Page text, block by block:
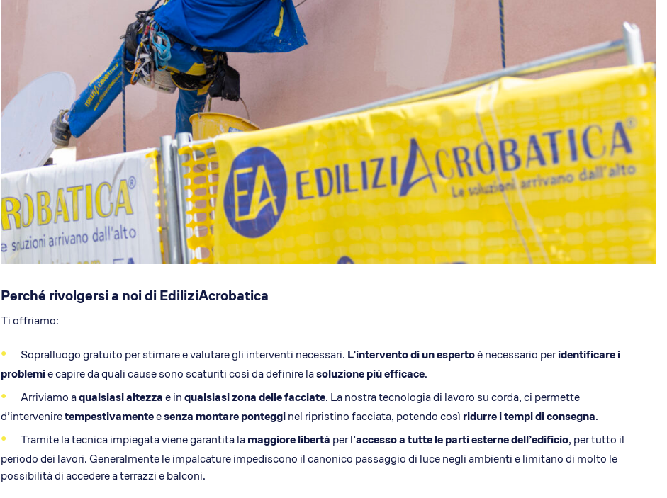
Perché rivolgersi a noi di EdiliziAcrobatica
Ti offriamo:
Sopralluogo gratuito per stimare e valutare gli interventi necessari. L’intervento di un espertoè necessario peridentificare i
problemie capire da quali cause sono scaturiti così da definire lasoluzione più efficace.
Arriviamo aqualsiasi altezzae inqualsiasi zona delle facciate. La nostra tecnologia di lavoro su corda, ci permette
d’interveniretempestivamenteesenza montare pontegginel ripristino facciata, potendo così ridurre i tempi di consegna.
Tramite la tecnica impiegata viene garantita lamaggiore libertà per l’accesso a tutte le parti esterne dell’edificio, per tutto il
periodo dei lavori. Generalmente le impalcature impediscono il canonico passaggio di luce negli ambienti e limitano di molto le
possibilità di accedere a terrazzi e balconi.